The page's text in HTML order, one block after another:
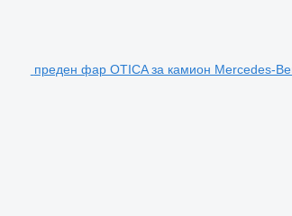
преден фар OTICA за камион Mercedes-